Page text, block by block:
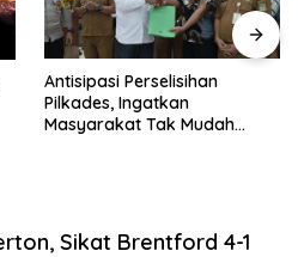
Antisipasi Perselisihan
Pilkades, Ingatkan
Masyarakat Tak Mudah
Sikat Brentford 4-1